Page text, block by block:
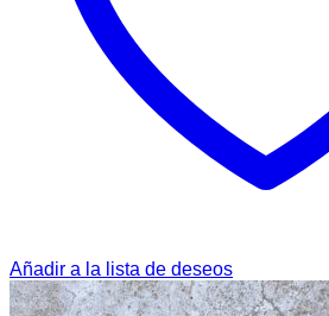
Añadir a la lista de deseos